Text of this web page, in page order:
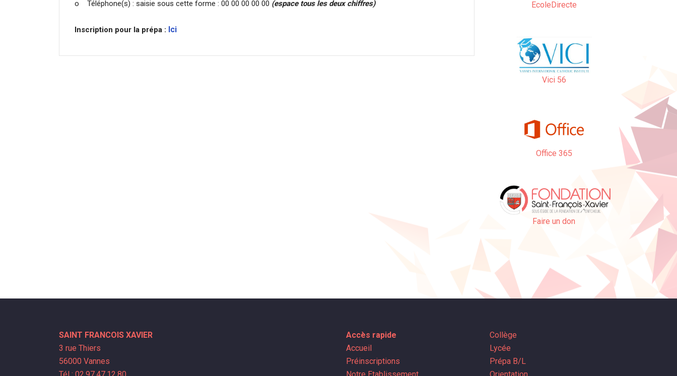
o Téléphone(s) : saisie sous cette forme : 00 00 00 00 00 (espace tous les deux chiffres)
Inscription pour la prépa : Ici
EcoleDirecte
Vici 56
Office 365
Faire un don
SAINT FRANCOIS XAVIER
3 rue Thiers
56000 Vannes
Tél : 02.97.47.12.80
Accès rapide
Accueil
Préinscriptions
Notre Etablissement
Collège
Lycée
Prépa B/L
Orientation